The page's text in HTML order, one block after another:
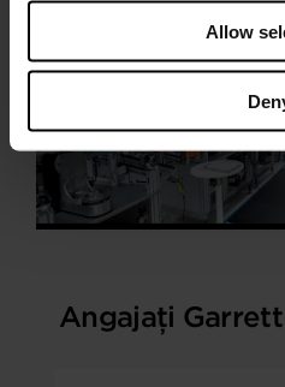
Allow
Angajați